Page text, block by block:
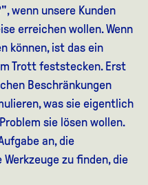
wenn unsere Kunden
erreichen wollen. Wenn
können, ist das ein
Trott feststecken. Erst
Beschränkungen
was sie eigentlich
sie lösen wollen.
an, die
zu finden, die